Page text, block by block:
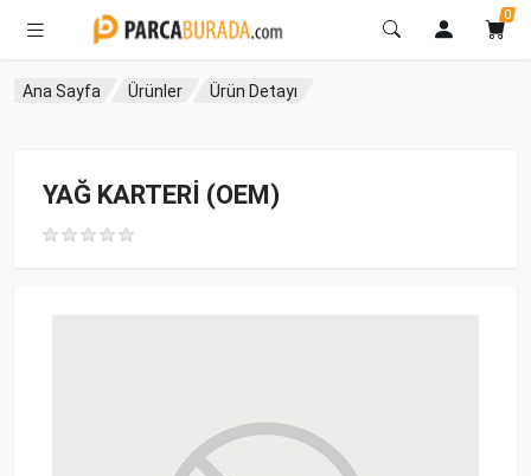
0
Ana Sayfa Ürünler Ürün Detayı
YAĞ KARTERİ (OEM)